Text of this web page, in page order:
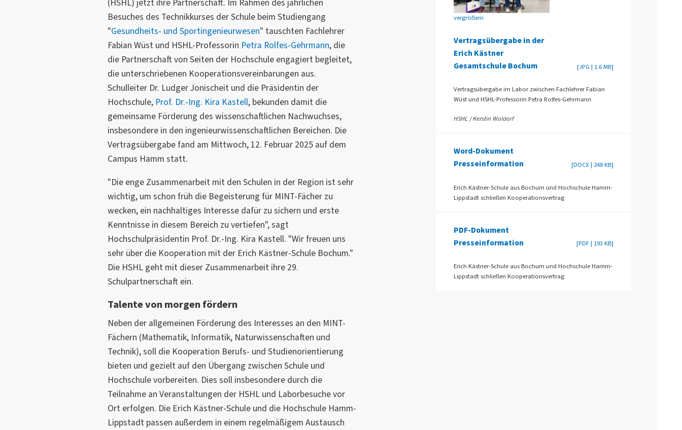
(HSHL) jetzt ihre Partnerschaft. Im Rahmen des jährlichen
Besuches des Technikkurses der Schule beim Studiengang
"Gesundheits- und Sportingenieurwesen" tauschten Fachlehrer
Fabian Wüst und HSHL-Professorin Petra Rolfes-Gehrmann, die
die Partnerschaft von Seiten der Hochschule engagiert begleitet,
die unterschriebenen Kooperationsvereinbarungen aus.
Schulleiter Dr. Ludger Jonischeit und die Präsidentin der
Hochschule, Prof. Dr.-Ing. Kira Kastell, bekunden damit die
gemeinsame Förderung des wissenschaftlichen Nachwuchses,
insbesondere in den ingenieurwissenschaftlichen Bereichen. Die
Vertragsübergabe fand am Mittwoch, 12. Februar 2025 auf dem
Campus Hamm statt.
"Die enge Zusammenarbeit mit den Schulen in der Region ist sehr
wichtig, um schon früh die Begeisterung für MINT-Fächer zu
wecken, ein nachhaltiges Interesse dafür zu sichern und erste
Kenntnisse in diesem Bereich zu vertiefen", sagt
Hochschulpräsidentin Prof. Dr.-Ing. Kira Kastell. "Wir freuen uns
sehr über die Kooperation mit der Erich Kästner-Schule Bochum."
Die HSHL geht mit dieser Zusammenarbeit ihre 29.
Schulpartnerschaft ein.
Talente von morgen fördern
Neben der allgemeinen Förderung des Interesses an den MINT-
Fächern (Mathematik, Informatik, Naturwissenschaften und
Technik), soll die Kooperation Berufs- und Studienorientierung
bieten und gezielt auf den Übergang zwischen Schule und
Hochschule vorbereiten. Dies soll insbesondere durch die
Teilnahme an Veranstaltungen der HSHL und Laborbesuche vor
Ort erfolgen. Die Erich Kästner-Schule und die Hochschule Hamm-
Lippstadt passen außerdem in einem regelmäßigem Austausch
vergrößern
Vertragsübergabe in der
Erich Kästner
Gesamtschule Bochum
[JPG | 1.6 MB]
Vertragsübergabe im Labor zwischen Fachlehrer Fabian
Wüst und HSHL-Professorin Petra Rolfes-Gehrmann
HSHL / Kerstin Woldorf
Word-Dokument
Presseinformation
[DOCX | 248 KB]
Erich Kästner-Schule aus Bochum und Hochschule Hamm-
Lippstadt schließen Kooperationsvertrag
PDF-Dokument
Presseinformation
[PDF | 193 KB]
Erich Kästner-Schule aus Bochum und Hochschule Hamm-
Lippstadt schließen Kooperationsvertrag